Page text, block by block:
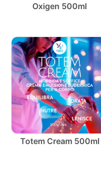
Oxigen 500ml
Totem Cream 500ml